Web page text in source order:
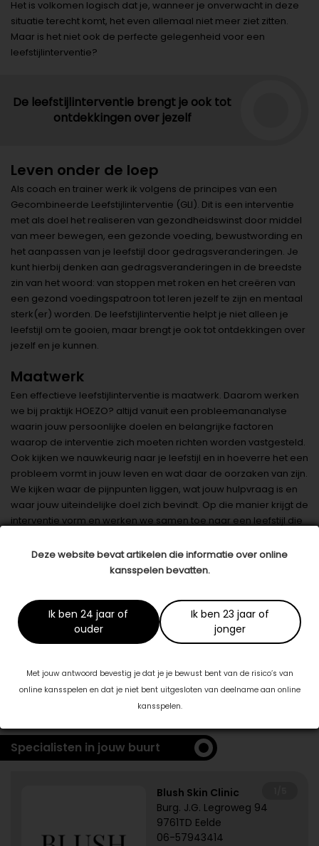
Deze website bevat artikelen die informatie over online
kansspelen bevatten.
Ik ben 24 jaar of
ouder
Ik ben 23 jaar of
jonger
Met jouw antwoord bevestig je dat je je bewust bent van de risico’s van
online kansspelen en dat je niet bent uitgesloten van deelname aan online
kansspelen.
Het is volkomen logisch dat je, wanneer je onverwacht in deze
situatie terecht komt, het even allemaal niet meer ziet zitten.
Maar is het niet ook de perfecte gelegenheid voor een
leefstijlinterventie?
De leefstijlinterventie brengt je ook tot
ontdekkingen over jezelf
Leven onder de loep
Als coach en trainer werk ik volgens de principes van een
Gecombineerde Leefstijlinterventie (GLI). Dit is een interventie
met als doel het realiseren van gezondheidswinst door middel
van meer bewegen, een gezonde voeding, bewustwording en
het aanpassen van je leefstijl door gedragsveranderingen. Je
kunt hierbij denken aan gedragsveranderingen in de breedste
zin van het woord: van stoppen met roken en het creëren van
een gezond voedingspatroon tot leren jezelf te zijn en mentaal
sterk(er) worden. De leefstijlinterventie helpt je niet alleen je
leefstijl om te gooien, maar brengt je ook tot ontdekkingen over
jezelf en je kunnen.
Maatwerk
Een effectieve leefstijlinterventie is maatwerk. Daarom werken
we bij praktijk HOEZO? altijd vanuit een probleemananalyse
waarin jouw persoonlijke doelen en belangrijke factoren
waarop de interventie zich moeten richten worden vastgesteld.
Ook kijken we nauwkeurig naar je leefstijl en in hoeverre het een
probleem vormt in jouw leven en wat daar de oorzaken van zijn.
We kijken waar de pijnpunten liggen, wat jouw hulpvraag is en
waar jouw uiteindelijke doel zich bevindt. Op die manier krijgt de
interventie vorm en werken we samen toe naar een leefstijl die
voeten!
Deel dit artikel
HOEZO? Leefstijlcoaching & training
www.hoezo.nu
Specialisten in jouw buurt
Blush Skin Clinic
Burg. J.G. Legroweg 94
9761TD Eelde
06-57943414